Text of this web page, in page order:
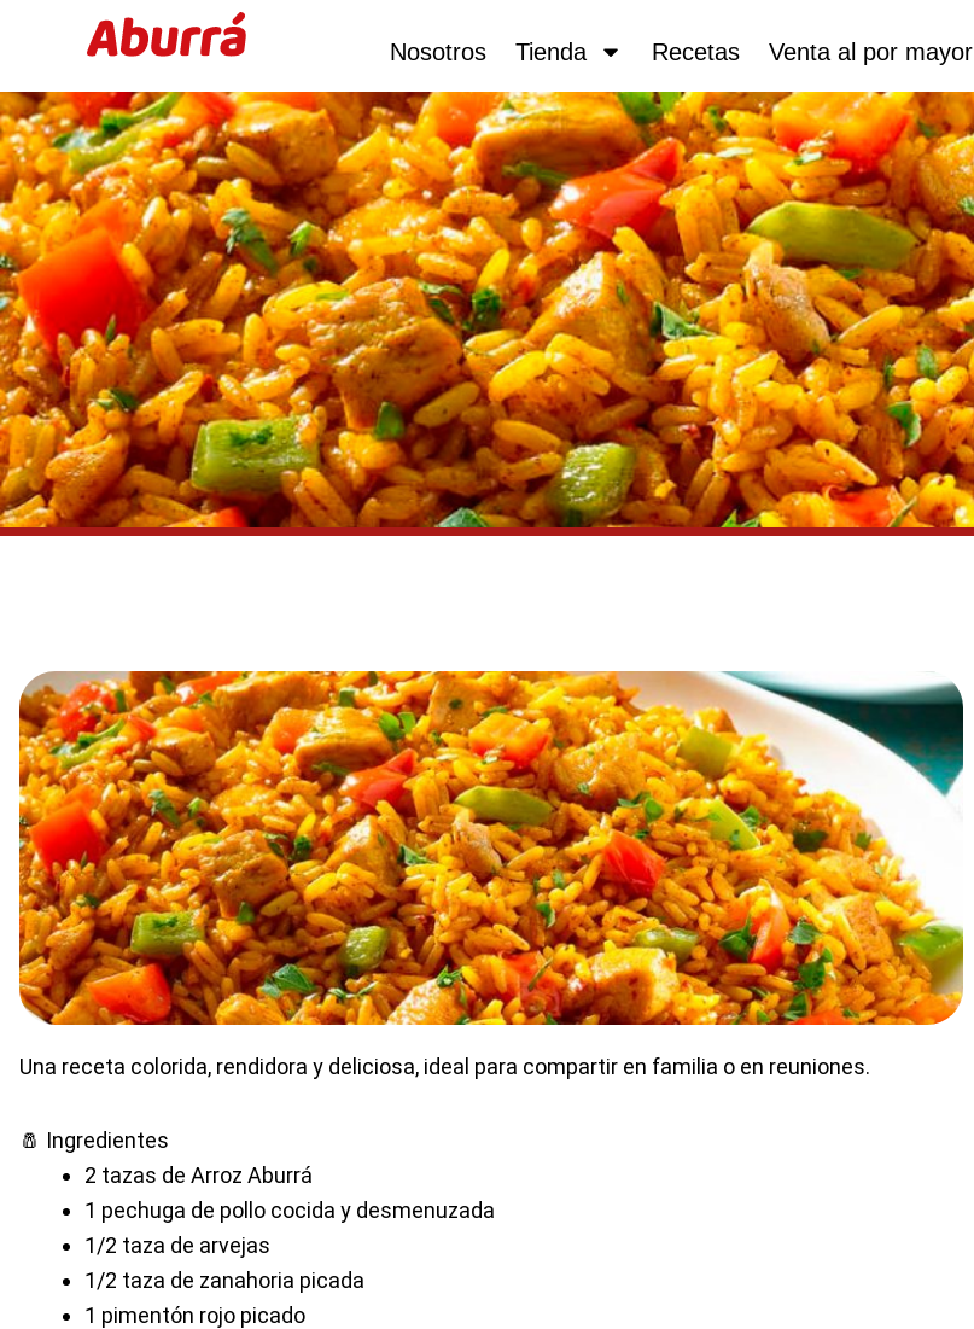
Nosotros Tienda Recetas Venta al por mayor
Una receta colorida, rendidora y deliciosa, ideal para compartir en familia o en reuniones.
🧂 Ingredientes
2 tazas de Arroz Aburrá
1 pechuga de pollo cocida y desmenuzada
1/2 taza de arvejas
1/2 taza de zanahoria picada
1 pimentón rojo picado